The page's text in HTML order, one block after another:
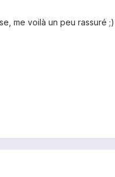
me voilà un peu rassuré ;)